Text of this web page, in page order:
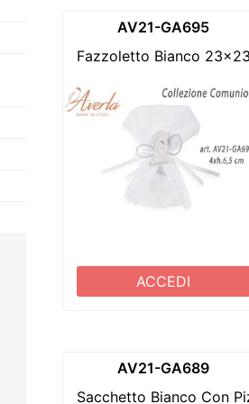
AV21-GA695
Fazzoletto Bianco
ACCEDI
AV21-GA689
Sacchetto Bianco Con